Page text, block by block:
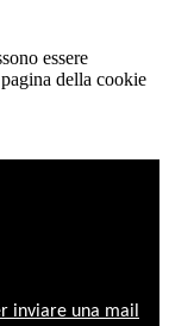
essere
della cookie
inviare una mail